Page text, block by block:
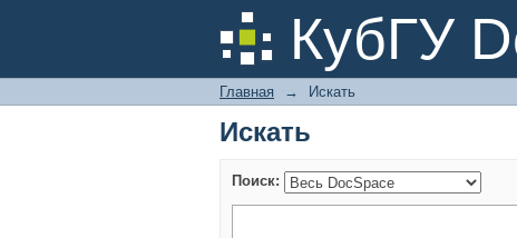
КубГУ
Искать
Главная → Искать
Искать
Поиск: